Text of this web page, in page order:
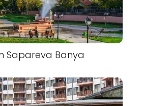
Sapareva Banya